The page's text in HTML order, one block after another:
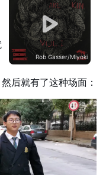
Rob Gasser/Miyoki
后就有了这种场面：